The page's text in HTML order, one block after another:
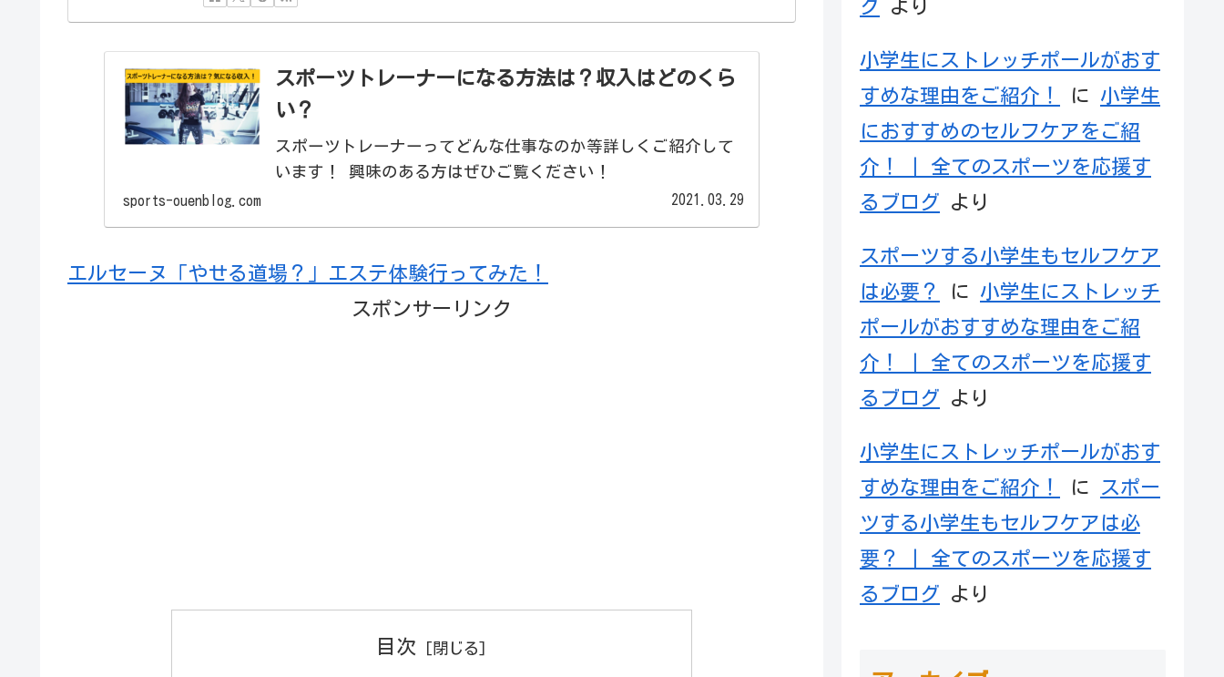
スポーツトレーナーになる方法は？収入はどのくら
い？
スポーツトレーナーってどんな仕事なのか等詳しくご紹介して
います！ 興味のある方はぜひご覧ください！
sports-ouenblog.com 2021.03.29
エルセーヌ「やせる道場？」エステ体験行ってみた！
スポンサーリンク
目次
グ より
小学生にストレッチポールがおす
すめな理由をご紹介！
に 小学生
におすすめのセルフケアをご紹
介！ | 全てのスポーツを応援す
るブログ より
スポーツする小学生もセルフケア
は必要？
に 小学生にストレッチ
ポールがおすすめな理由をご紹
介！ | 全てのスポーツを応援す
るブログ より
小学生にストレッチポールがおす
すめな理由をご紹介！
に
スポー
ツする小学生もセルフケアは必
要？ | 全てのスポーツを応援す
るブログ より